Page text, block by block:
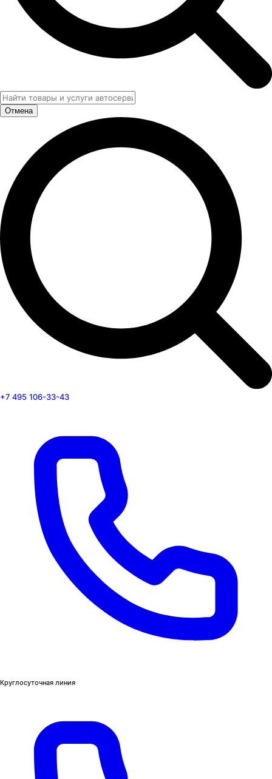
Отмена
+7 495 106-33-43
Круглосуточная линия